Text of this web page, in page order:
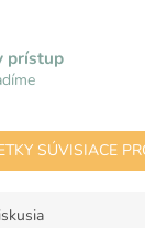
prístup
SÚVISIACE